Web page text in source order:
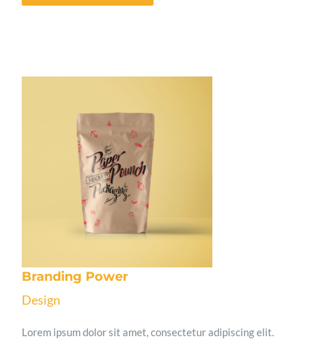
Branding Power
Design
Lorem ipsum dolor sit amet, consectetur adipiscing elit.